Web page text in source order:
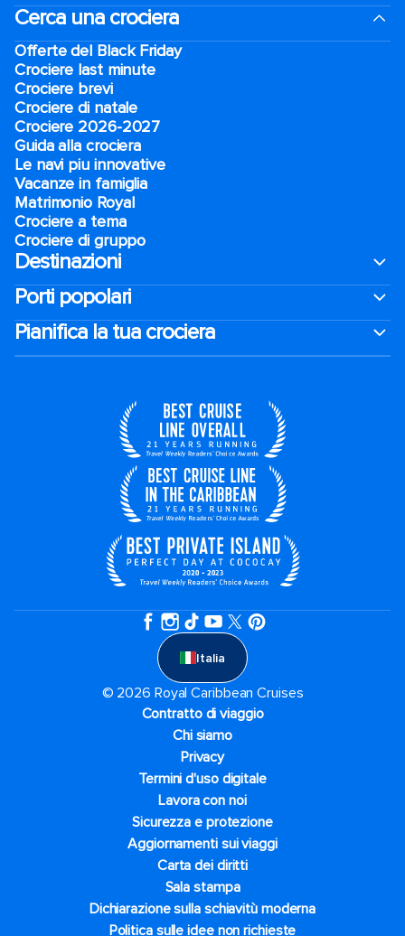
Cerca una crociera
Offerte del Black Friday
Crociere last minute
Crociere brevi​
Crociere di natale​
Crociere 2026-2027
Guida alla crociera
Le navi piu innovative
Vacanze in famiglia
Matrimonio Royal
Crociere a tema
Crociere di gruppo
Destinazioni
Porti popolari
Pianifica la tua crociera
Italia
© 2026 Royal Caribbean Cruises
Contratto di viaggio
Chi siamo
Privacy
Termini d'uso digitale
Lavora con noi
Sicurezza e protezione
Aggiornamenti sui viaggi
Carta dei diritti
Sala stampa
Dichiarazione sulla schiavitù moderna
Politica sulle idee non richieste